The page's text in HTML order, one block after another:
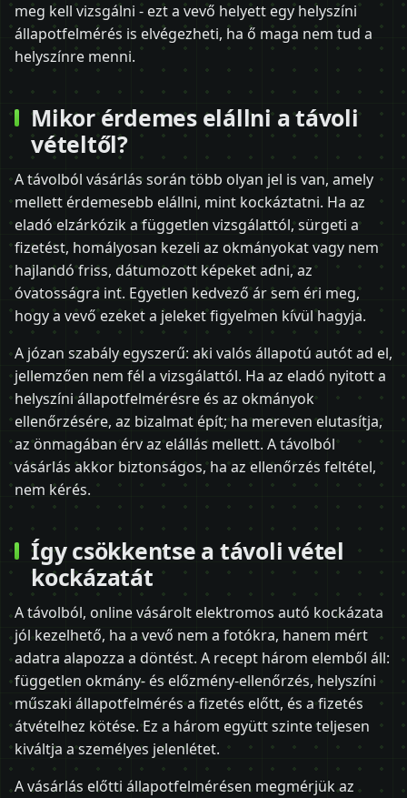
meg kell vizsgálni - ezt a vevő helyett egy helyszíni
állapotfelmérés is elvégezheti, ha ő maga nem tud a
helyszínre menni.
Mikor érdemes elállni a távoli
vételtől?
A távolból vásárlás során több olyan jel is van, amely
mellett érdemesebb elállni, mint kockáztatni. Ha az
eladó elzárkózik a független vizsgálattól, sürgeti a
fizetést, homályosan kezeli az okmányokat vagy nem
hajlandó friss, dátumozott képeket adni, az
óvatosságra int. Egyetlen kedvező ár sem éri meg,
hogy a vevő ezeket a jeleket figyelmen kívül hagyja.
A józan szabály egyszerű: aki valós állapotú autót ad el,
jellemzően nem fél a vizsgálattól. Ha az eladó nyitott a
helyszíni állapotfelmérésre és az okmányok
ellenőrzésére, az bizalmat épít; ha mereven elutasítja,
az önmagában érv az elállás mellett. A távolból
vásárlás akkor biztonságos, ha az ellenőrzés feltétel,
nem kérés.
Így csökkentse a távoli vétel
kockázatát
A távolból, online vásárolt elektromos autó kockázata
jól kezelhető, ha a vevő nem a fotókra, hanem mért
adatra alapozza a döntést. A recept három elemből áll:
független okmány- és előzmény-ellenőrzés, helyszíni
műszaki állapotfelmérés a fizetés előtt, és a fizetés
átvételhez kötése. Ez a három együtt szinte teljesen
kiváltja a személyes jelenlétet.
A vásárlás előtti állapotfelmérésen megmérjük az